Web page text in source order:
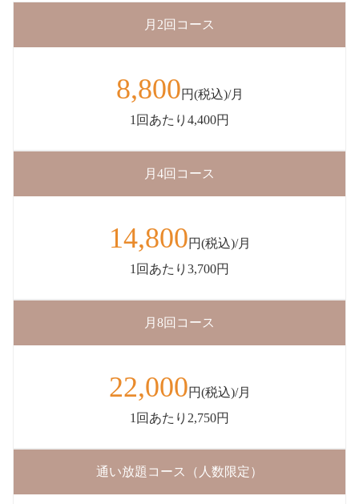
月2回コース
8,800円(税込)/月
1回あたり4,400円
月4回コース
14,800円(税込)/月
1回あたり3,700円
月8回コース
22,000円(税込)/月
1回あたり2,750円
通い放題コース（人数限定）